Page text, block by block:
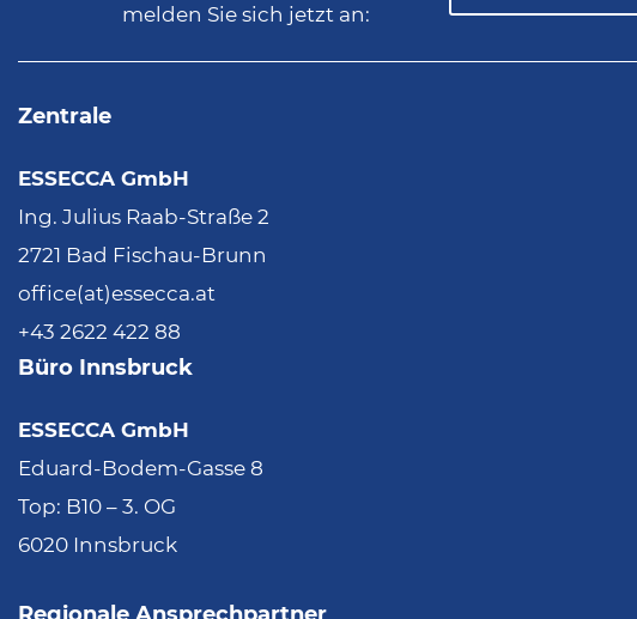
melden Sie sich jetzt an:
Zentrale
ESSECCA GmbH
Ing. Julius Raab-Straße 2
2721 Bad Fischau-Brunn
office(at)essecca.at
+43 2622 422 88
Büro Innsbruck
ESSECCA GmbH
Eduard-Bodem-Gasse 8
Top: B10 – 3. OG
6020 Innsbruck
Regionale Ansprechpartner